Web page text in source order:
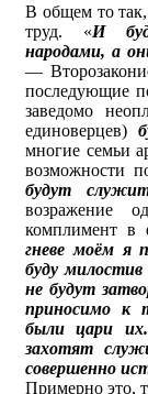
В общем то
труд. «И
народами, а
—
последующие
заведомо
единоверцев)
многие семьи
возможности
будут
возражение
комплимент в
гневе моём я
буду
не будут
приносимо к
были цари
захотят
совершенно
Примерно это,